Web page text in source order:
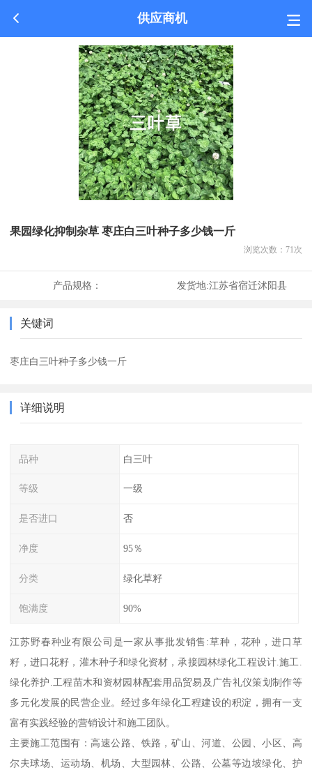
供应商机
果园绿化抑制杂草 枣庄白三叶种子多少钱一斤
浏览次数： 71 次
产品规格： 发货地:江苏省宿迁沭阳县
关键词
枣庄白三叶种子多少钱一斤
详细说明
品种 白三叶
等级 一级
是否进口 否
净度 95％
分类 绿化草籽
饱满度 90%
江苏野春种业有限公司是一家从事批发销售:草种，花种，进口草
籽，进口花籽，灌木种子和绿化资材，承接园林绿化工程设计.施工.
绿化养护.工程苗木和资材园林配套用品贸易及广告礼仪策划制作等
多元化发展的民营企业。经过多年绿化工程建设的积淀，拥有一支
富有实践经验的营销设计和施工团队。
主要施工范围有：高速公路、铁路，矿山、河道、公园、小区、高
尔夫球场、运动场、机场、大型园林、公路、公墓等边坡绿化、护